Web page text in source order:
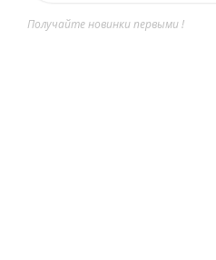
Получайте новинки первыми !